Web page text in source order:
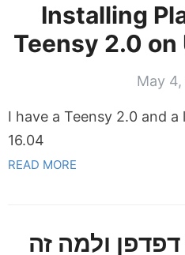
Installing
Teensy 2.0
May 4,
I have a Teensy 2.0 and
16.04
READ MORE
ולמה זה